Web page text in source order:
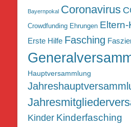
Bayernpokal Coronavirus
Crowdfunding Ehrungen
Erste Hilfe Fasching
Hauptversammlung
Kinder Kinderfasching